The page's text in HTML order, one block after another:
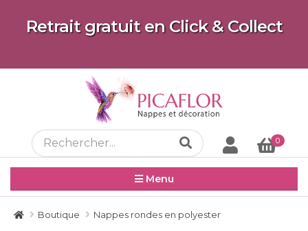
Retrait gratuit en Click & Collect
0
Menu
Boutique Nappes rondes en polyester